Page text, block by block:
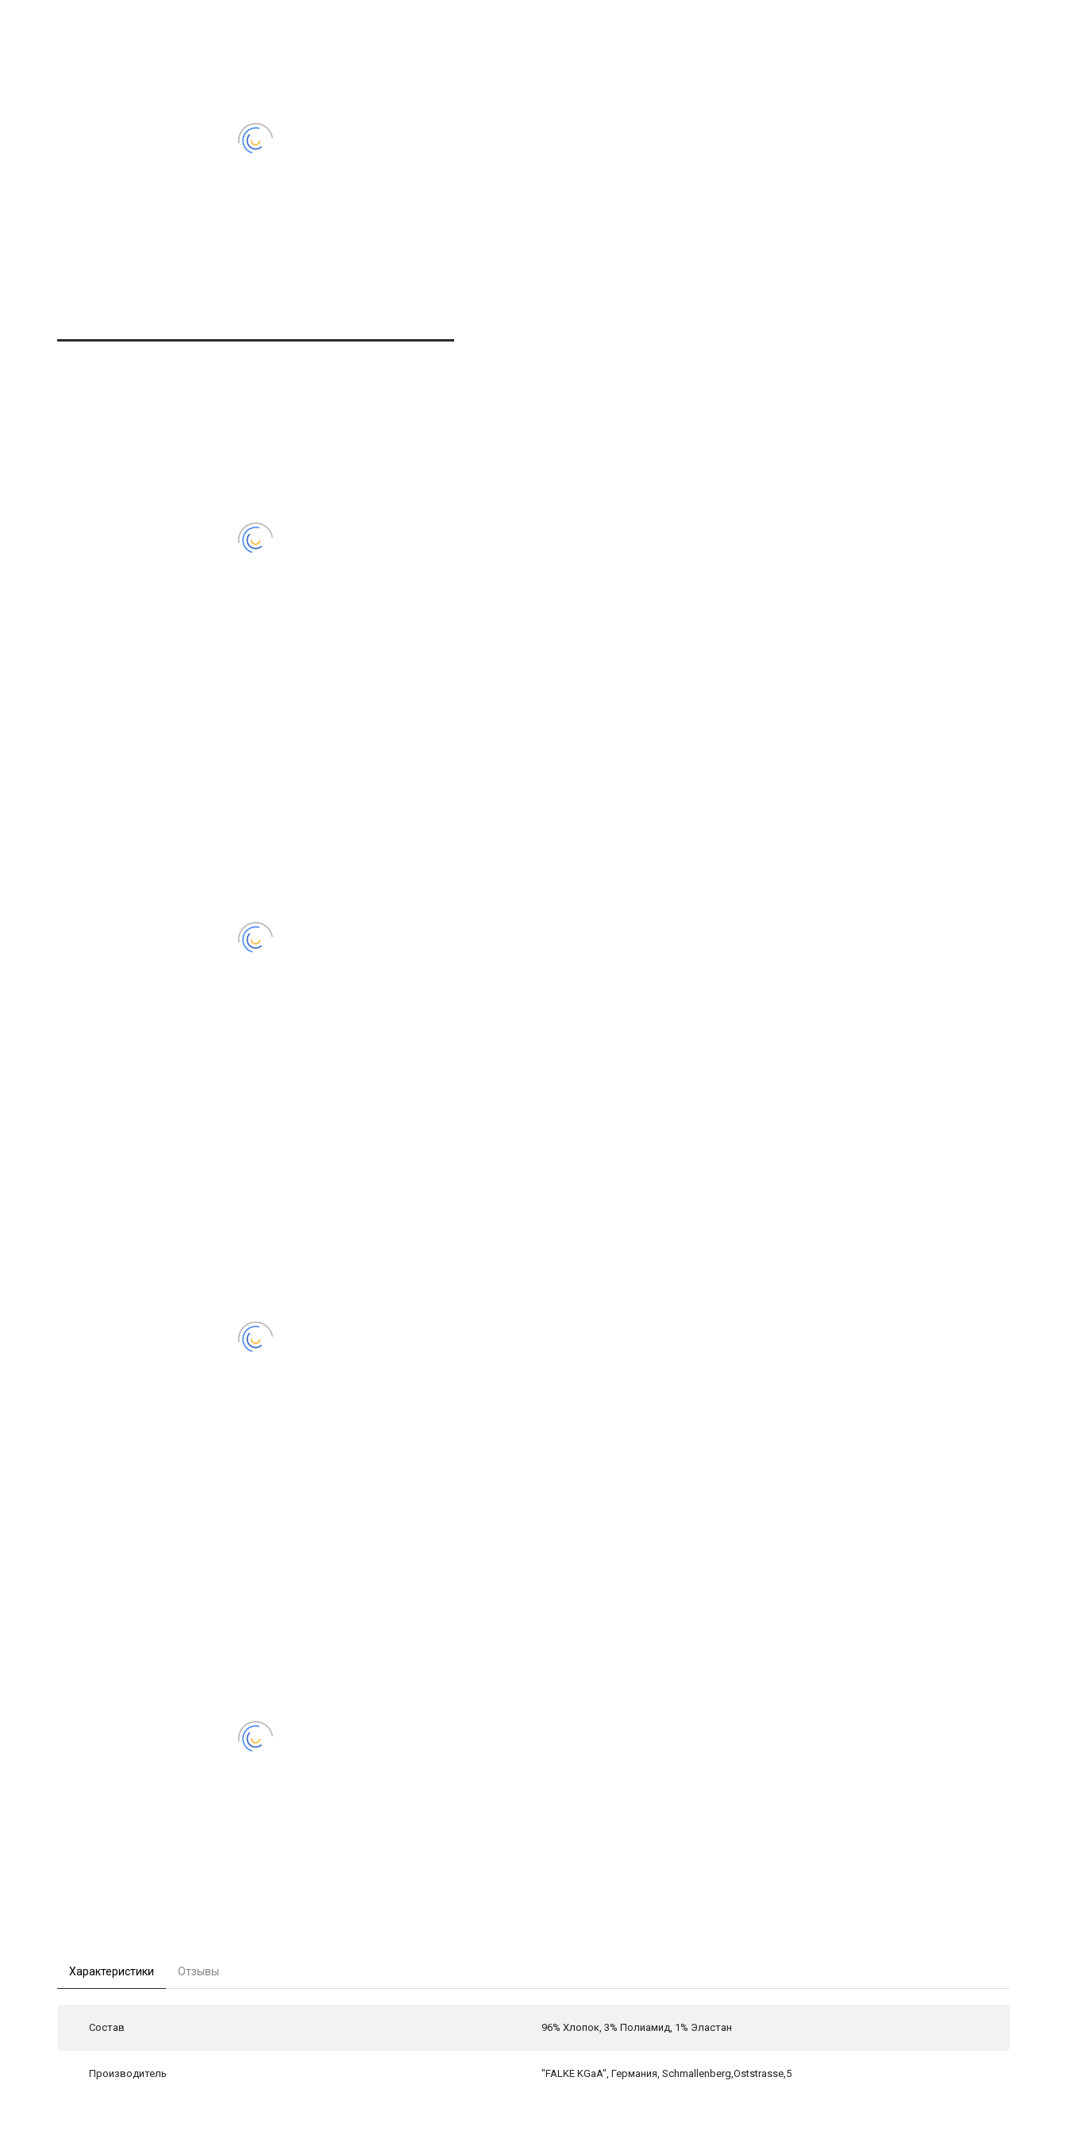
Характеристики Отзывы
Состав 96% Хлопок, 3% Полиамид, 1% Эластан
Производитель "FALKE KGaA", Германия, Schmallenberg,Oststrasse,5